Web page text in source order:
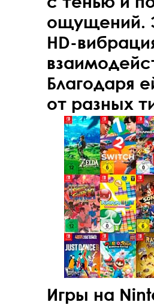
ощущений.
HD-
Благодаря
от разных
Игры на